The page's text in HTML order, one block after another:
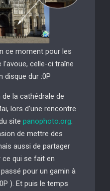
ce moment pour les
celle-ci traîne
disque dur :0P
la cathédrale de
lors d’une rencontre
site panophoto.org.
de mettre des
aussi de partager
qui se fait en
pour un gamin à
). Et puis le temps